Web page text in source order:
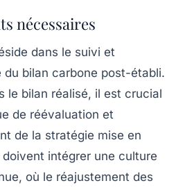
nécessaires
dans le suivi et
du bilan carbone post-établi.
le bilan réalisé, il est crucial
de réévaluation et
de la stratégie mise en
intégrer une culture
où le réajustement des